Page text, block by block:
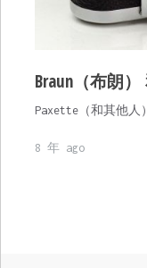
Braun（布朗
Paxette（和其他
8 年 ago